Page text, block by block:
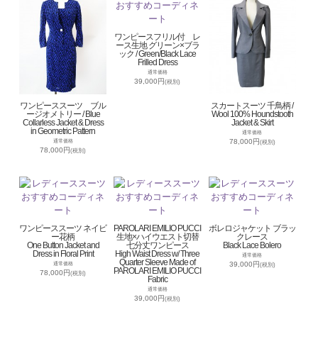
ワンピーススーツ ブル
ージオメトリー / Blue
Collarless Jacket & Dress
in Geometric Pattern
通常価格
78,000円(税別)
ワンピースフリル付 レ
ース生地 グリーン×ブラ
ック / Green/Black Lace
Frilled Dress
通常価格
39,000円(税別)
スカートスーツ 千鳥柄 /
Wool 100% Houndstooth
Jacket & Skirt
通常価格
78,000円(税別)
ワンピーススーツ ネイビ
ー花柄
One Button Jacket and
Dress in Floral Print
通常価格
78,000円(税別)
PAROLARI EMILIO PUCCI
生地×ハイウエスト切替
七分丈ワンピース
High Waist Dress w/ Three
Quarter Sleeve Made of
PAROLARI EMILIO PUCCI
Fabric
通常価格
39,000円(税別)
ボレロジャケット ブラッ
クレース
Black Lace Bolero
通常価格
39,000円(税別)